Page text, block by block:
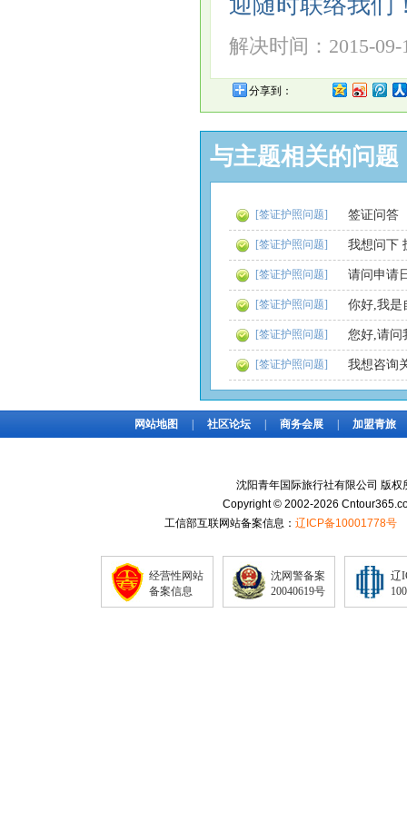
解决时间：2015-09-
分享到：
与主题相关的问题
[签证护照问题] 签证问答
[签证护照问题] 我想问下
[签证护照问题] 请问申请
[签证护照问题]
[签证护照问题]
[签证护照问题] 我想咨询
网站地图 社区论坛 商务会展 加盟青旅
沈阳青年国际旅行社有限公司 版权
Copyright © 2002-2026
工信部互联网站备案信息： 辽ICP备10001778号
经营性网站
备案信息
沈网警备案
20040619号
辽